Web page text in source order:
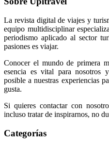
La revista digital de viajes y
equipo multidisciplinar
periodismo aplicado al sector
pasiones es viajar.
Conocer el mundo de primera
esencia es vital para nosotros
posible a nuestras experiencias
gusta.
Si quieres contactar con
incluso tratar de inspirarnos, no
Categorías